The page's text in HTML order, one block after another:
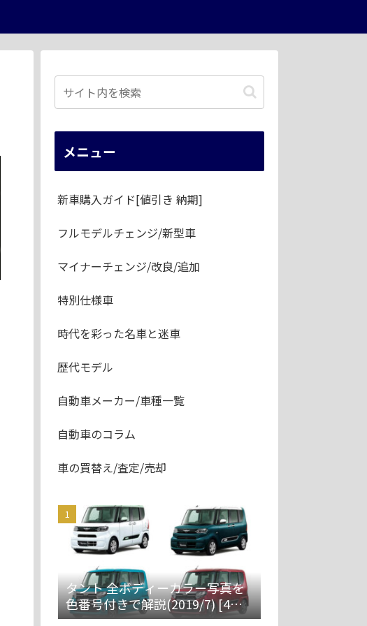
メニュー
新車購入ガイド[値引き 納期]
フルモデルチェンジ/新型車
マイナーチェンジ/改良/追加
特別仕様車
時代を彩った名車と迷車
歴代モデル
自動車メーカー/車種一覧
自動車のコラム
車の買替え/査定/売却
タント 全ボディーカラー写真を
色番号付きで解説(2019/7) [4代
目 LA650S/660S]